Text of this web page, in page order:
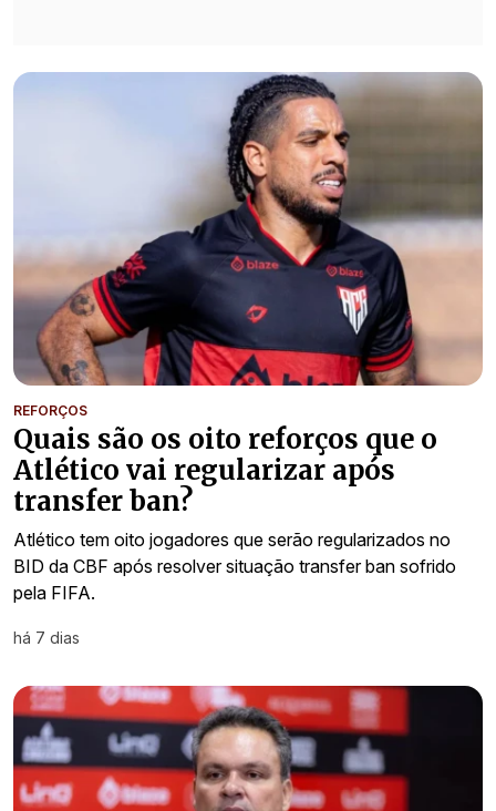
REFORÇOS
Quais são os oito reforços que o
Atlético vai regularizar após
transfer ban?
Atlético tem oito jogadores que serão regularizados no
BID da CBF após resolver situação transfer ban sofrido
pela FIFA.
há 7 dias